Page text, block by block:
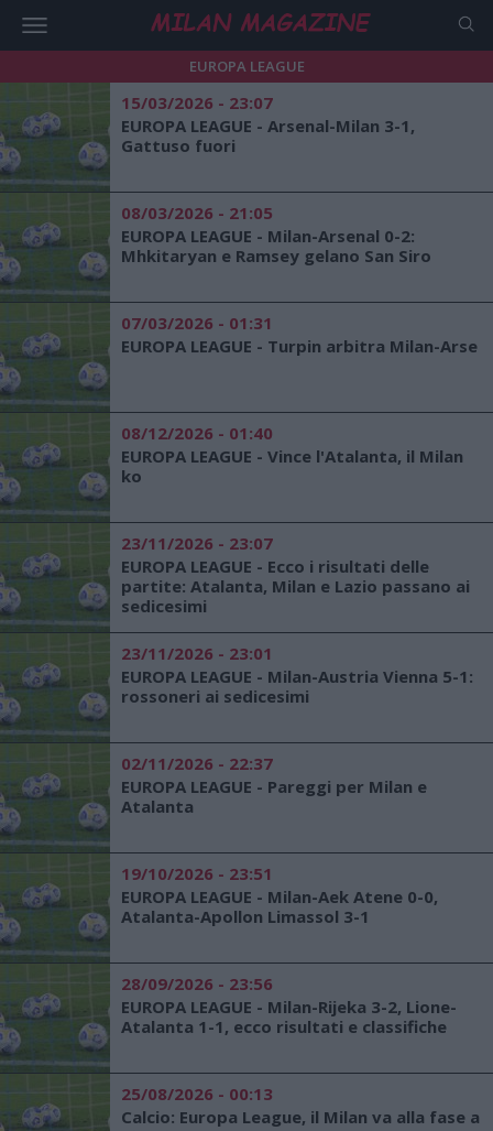
EUROPA LEAGUE
15/03/2026 - 23:07
EUROPA LEAGUE - Arsenal-Milan 3-1,
Gattuso fuori
08/03/2026 - 21:05
EUROPA LEAGUE - Milan-Arsenal 0-2:
Mhkitaryan e Ramsey gelano San Siro
07/03/2026 - 01:31
EUROPA LEAGUE - Turpin arbitra Milan-Arse
08/12/2026 - 01:40
EUROPA LEAGUE - Vince l'Atalanta, il Milan
ko
23/11/2026 - 23:07
EUROPA LEAGUE - Ecco i risultati delle
partite: Atalanta, Milan e Lazio passano ai
sedicesimi
23/11/2026 - 23:01
EUROPA LEAGUE - Milan-Austria Vienna 5-1:
rossoneri ai sedicesimi
02/11/2026 - 22:37
EUROPA LEAGUE - Pareggi per Milan e
Atalanta
19/10/2026 - 23:51
EUROPA LEAGUE - Milan-Aek Atene 0-0,
Atalanta-Apollon Limassol 3-1
28/09/2026 - 23:56
EUROPA LEAGUE - Milan-Rijeka 3-2, Lione-
Atalanta 1-1, ecco risultati e classifiche
25/08/2026 - 00:13
Calcio: Europa League, il Milan va alla fase a